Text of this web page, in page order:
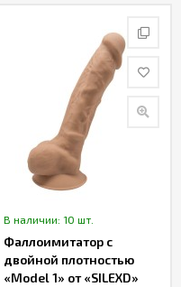
В наличии: 10 шт.
Фаллоимитатор с
двойной плотностью
«Model 1» от «SILEXD»